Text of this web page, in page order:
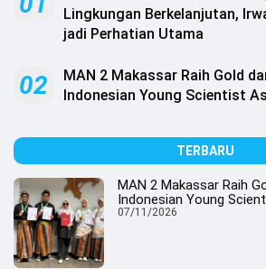
Copyright
Djournalist.com
Reserved
Lingkungan Berkelanjutan,
jadi Perhatian Utama
02
MAN 2 Makassar Raih Gold
Indonesian Young Scientist
TERBARU
MAN 2 Makassar Raih
Indonesian Young
07/11/2026